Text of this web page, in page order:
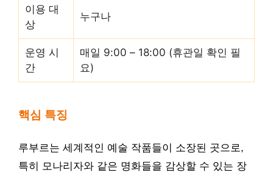
이용 대
상
누구나
운영 시
간
매일 9:00 – 18:00 (휴관일 확인 필
요)
핵심 특징
루부르는 세계적인 예술 작품들이 소장된 곳으로,
특히 모나리자와 같은 명화들을 감상할 수 있는 장